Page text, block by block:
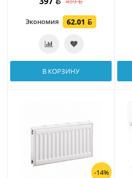
Экономия 62.01
В КОРЗИНУ
-14%